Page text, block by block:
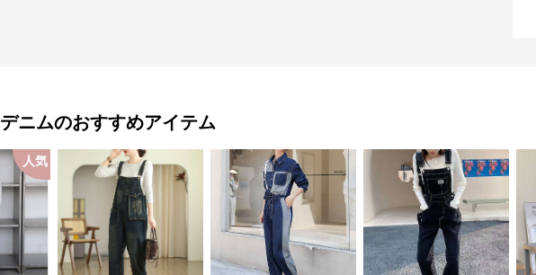
デニムのおすすめアイテム
人気